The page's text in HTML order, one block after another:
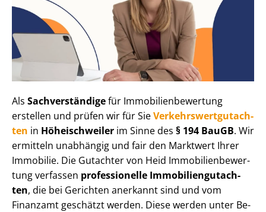
Als Sachverständigefür Im­mo­bi­li­en­be­wer­tung
erstellen und prüfen wir für SieVer­kehrs­wert­gut­ach­
ten in Höheischweiler im Sinne des § 194 BauGB. Wir
ermitteln unabhängig und fair den Marktwert Ihrer
Immobilie. Die Gutachter von Heid Im­mo­bi­li­en­be­wer­
tung verfassen professionelle Im­mo­bi­li­en­gut­ach­
ten, die bei Gerichten anerkannt sind und vom
Finanzamt geschätzt werden. Diese werden unter Be­